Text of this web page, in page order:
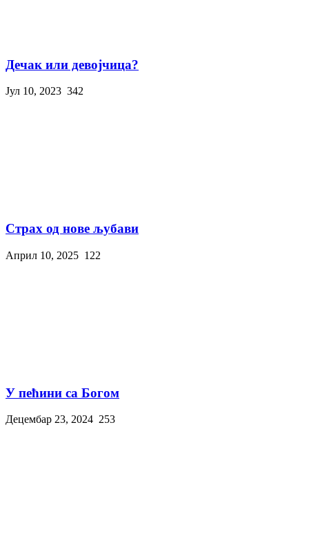
Дечак или девојчица?
Јул 10, 2023 342
Страх од нове љубави
Април 10, 2025 122
У пећини са Богом
Децембар 23, 2024 253